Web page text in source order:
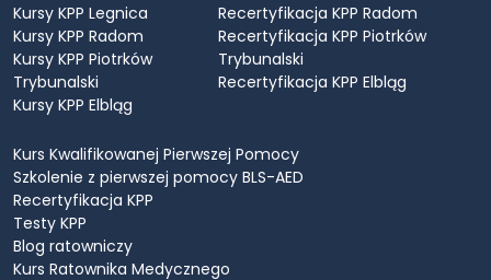
Kursy KPP Legnica
Kursy KPP Radom
Kursy KPP Piotrków
Trybunalski
Kursy KPP Elbląg
Recertyfikacja KPP Radom
Recertyfikacja KPP Piotrków
Trybunalski
Recertyfikacja KPP Elbląg
Kurs Kwalifikowanej Pierwszej Pomocy
Szkolenie z pierwszej pomocy BLS-AED
Recertyfikacja KPP
Testy KPP
Blog ratowniczy
Kurs Ratownika Medycznego